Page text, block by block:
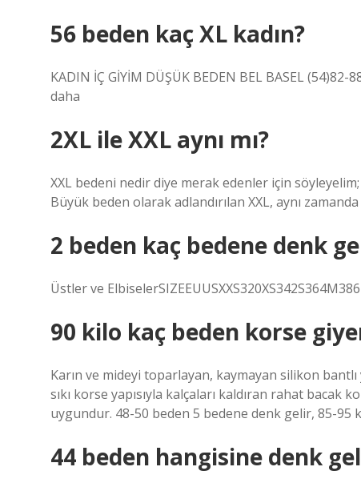
56 beden kaç XL kadın?
KADIN İÇ GİYİM DÜŞÜK BEDEN BEL BASEL
daha
2XL ile XXL aynı mı?
XXL bedeni nedir diye merak edenler için
Büyük beden olarak adlandırılan XXL, aynı
2 beden kaç bedene denk
Üstler ve
90 kilo kaç beden korse
Karın ve mideyi toparlayan, kaymayan silikon
sıkı korse yapısıyla kalçaları kaldıran rahat
uygundur. 48-50 beden 5 bedene denk gelir, 85-95
44 beden hangisine denk